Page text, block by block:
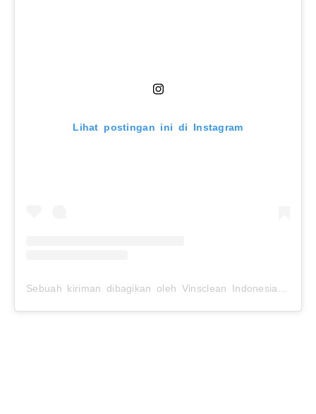
Lihat postingan ini di Instagram
Sebuah kiriman dibagikan oleh Vinsclean Indonesia (@vinsclean.official)